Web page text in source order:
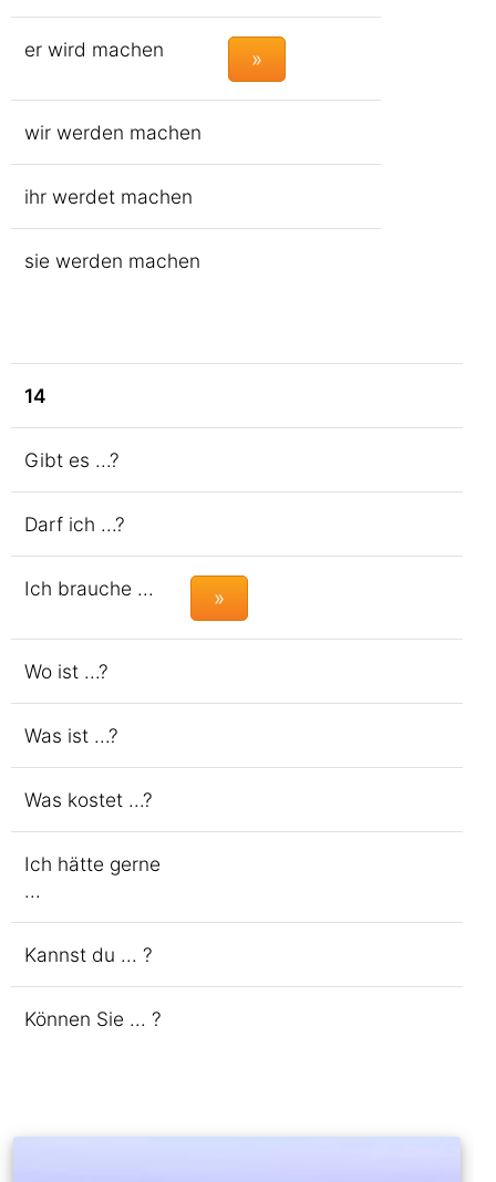
er wird machen »
wir werden machen
ihr werdet machen
sie werden machen
14
Gibt es ...?
Darf ich ...?
Ich brauche ... »
Wo ist ...?
Was ist ...?
Was kostet ...?
Ich hätte gerne
...
Kannst du ... ?
Können Sie ... ?